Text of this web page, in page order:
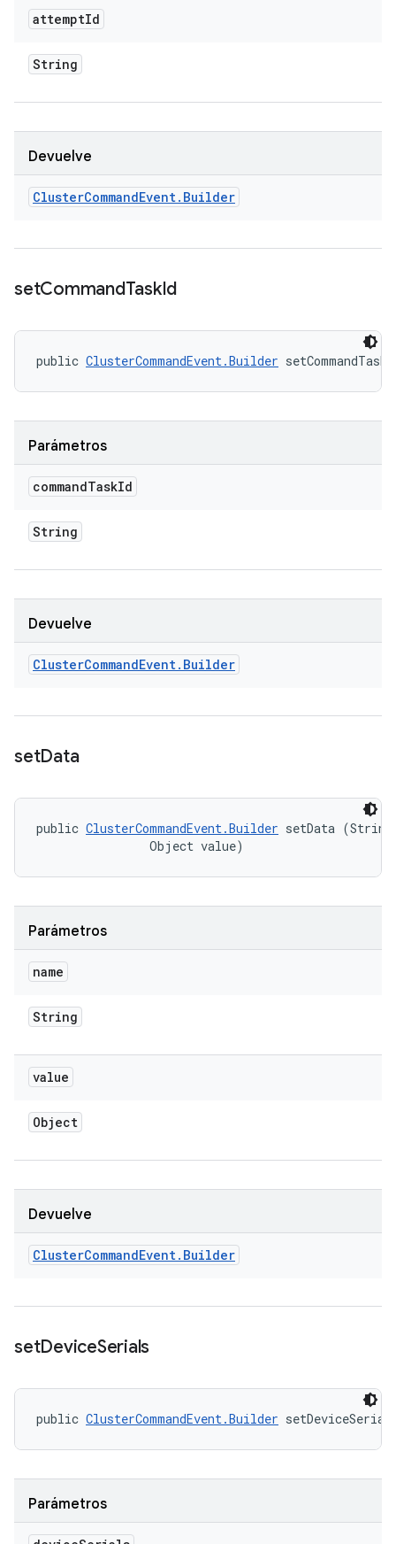
attemptId
String
Devuelve
ClusterCommandEvent. Builder
setCommandTaskId
public ClusterCommandEvent.Builder
Parámetros
commandTaskId
String
Devuelve
ClusterCommandEvent. Builder
setData
public ClusterCommandEvent.Builder setData
                Object value)
Parámetros
name
String
value
Object
Devuelve
ClusterCommandEvent. Builder
setDeviceSerials
public ClusterCommandEvent.Builder
Parámetros